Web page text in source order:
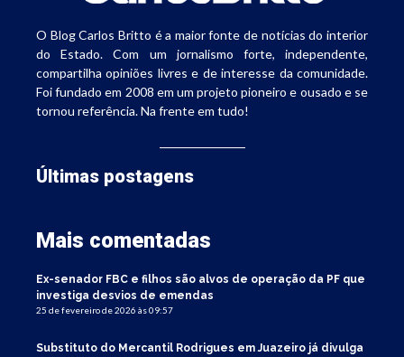
O Blog Carlos Britto é a maior fonte de notícias do interior
do Estado. Com um jornalismo forte, independente,
compartilha opiniões livres e de interesse da comunidade.
Foi fundado em 2008 em um projeto pioneiro e ousado e se
tornou referência. Na frente em tudo!
Últimas postagens
Mais comentadas
Ex-senador FBC e filhos são alvos de operação da PF que
investiga desvios de emendas
25 de fevereiro de 2026 às 09:57
Substituto do Mercantil Rodrigues em Juazeiro já divulga